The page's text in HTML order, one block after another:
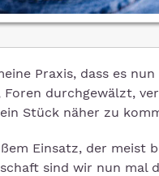
Praxis, dass es
durchgewälzt,
Stück näher zu
Einsatz, der meist
sind wir nun mal